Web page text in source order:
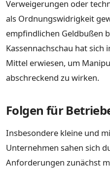
Verweigerungen oder
als Ordnungswidrigkeit
empfindlichen Geldbußen
Kassennachschau hat sich
Mittel erwiesen, um
abschreckend zu wirken.
Folgen für
Insbesondere kleine und
Unternehmen sahen sich
Anforderungen zunächst